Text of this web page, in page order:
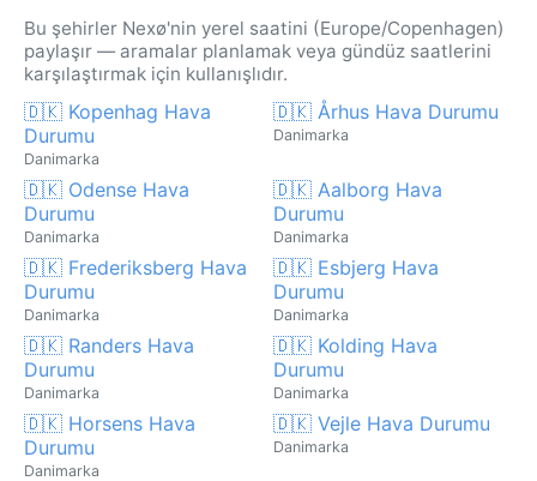
Bu şehirler Nexø'nin yerel saatini (Europe/Copenhagen)
paylaşır — aramalar planlamak veya gündüz saatlerini
karşılaştırmak için kullanışlıdır.
🇩🇰 Kopenhag Hava
Durumu
Danimarka
🇩🇰 Århus Hava Durumu
Danimarka
🇩🇰 Odense Hava
Durumu
Danimarka
🇩🇰 Aalborg Hava
Durumu
Danimarka
🇩🇰 Frederiksberg Hava
Durumu
Danimarka
🇩🇰 Esbjerg Hava
Durumu
Danimarka
🇩🇰 Randers Hava
Durumu
Danimarka
🇩🇰 Kolding Hava
Durumu
Danimarka
🇩🇰 Horsens Hava
Durumu
Danimarka
🇩🇰 Vejle Hava Durumu
Danimarka